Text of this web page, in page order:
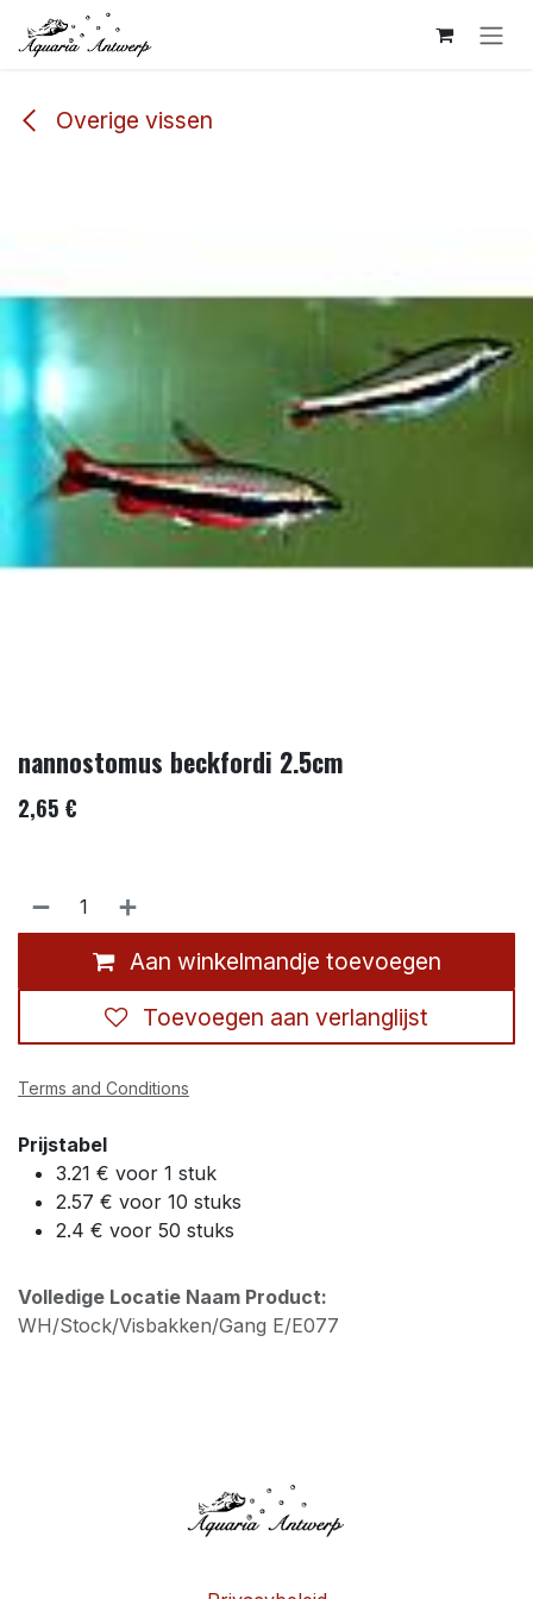
Overslaan naar inhoud
Overige vissen
nannostomus beckfordi 2.5cm
2,65 €
Aan winkelmandje toevoegen
Toevoegen aan verlanglijst
Terms and Conditions
Prijstabel
3.21 € voor 1 stuk
2.57 € voor 10 stuks
2.4 € voor 50 stuks
Volledige Locatie Naam Product:
WH/Stock/Visbakken/Gang E/E077